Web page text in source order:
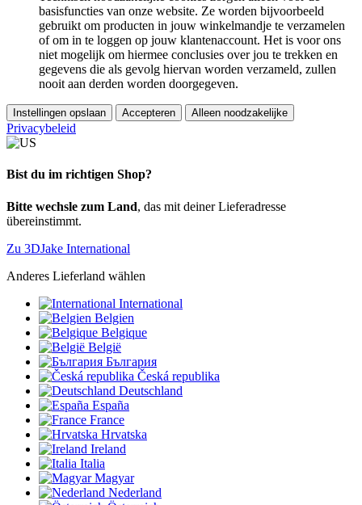
basisfuncties van onze website. Ze worden bijvoorbeeld
gebruikt om producten in jouw winkelmandje te verzamelen
of om in te loggen op jouw klantenaccount. Het is voor ons
niet mogelijk om hiermee conclusies over jou te trekken en
gegevens die als gevolg hiervan worden verzameld, zullen
nooit aan derden worden doorgegeven.
Instellingen opslaan Accepteren Alleen noodzakelijke
Privacybeleid
Bist du im richtigen Shop?
Bitte wechsle zum Land, das mit deiner Lieferadresse
übereinstimmt.
Zu 3DJake International
Anderes Lieferland wählen
International
Belgien
Belgique
België
България
Česká republika
Deutschland
España
France
Hrvatska
Ireland
Italia
Magyar
Nederland